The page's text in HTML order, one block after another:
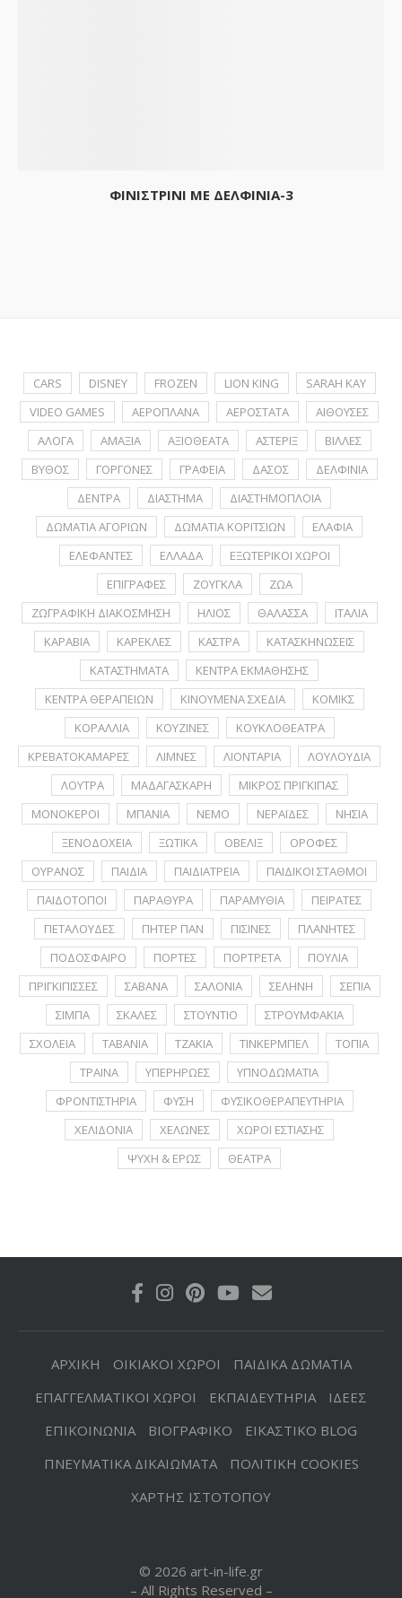
ΦΙΝΙΣΤΡΙΝΙ ΜΕ ΔΕΛΦΙΝΙΑ-3
CARS DISNEY FROZEN LION KING
SARAH KAY
VIDEO GAMES
ΑΕΡΟΠΛΑΝΑ ΑΕΡΟΣΤΑΤΑ
ΑΙΘΟΥΣΕΣ
ΑΛΟΓΑ
ΑΜΑΞΙΑ ΑΞΙΟΘΕΑΤΑ ΑΣΤΕΡΙΞ
ΒΙΛΛΕΣ
ΒΥΘΟΣ
ΓΟΡΓΟΝΕΣ ΓΡΑΦΕΙΑ ΔΑΣΟΣ
ΔΕΛΦΙΝΙΑ
ΔΕΝΤΡΑ
ΔΙΑΣΤΗΜΑ
ΔΙΑΣΤΗΜΟΠΛΟΙΑ
ΔΩΜΑΤΙΑ ΑΓΟΡΙΩΝ
ΔΩΜΑΤΙΑ ΚΟΡΙΤΣΙΩΝ
ΕΛΑΦΙΑ
ΕΛΕΦΑΝΤΕΣ
ΕΛΛΑΔΑ
ΕΞΩΤΕΡΙΚΟΙ ΧΩΡΟΙ
ΕΠΙΓΡΑΦΕΣ
ΖΟΥΓΚΛΑ
ΖΩΑ
ΖΩΓΡΑΦΙΚΗ ΔΙΑΚΟΣΜΗΣΗ
ΗΛΙΟΣ ΘΑΛΑΣΣΑ
ΙΤΑΛΙΑ
ΚΑΡΑΒΙΑ
ΚΑΡΕΚΛΕΣ ΚΑΣΤΡΑ
ΚΑΤΑΣΚΗΝΩΣΕΙΣ
ΚΑΤΑΣΤΗΜΑΤΑ
ΚΕΝΤΡΑ ΕΚΜΑΘΗΣΗΣ
ΚΕΝΤΡΑ ΘΕΡΑΠΕΙΩΝ
ΚΙΝΟΥΜΕΝΑ ΣΧΕΔΙΑ
ΚΟΜΙΚΣ
ΚΟΡΑΛΛΙΑ
ΚΟΥΖΙΝΕΣ
ΚΟΥΚΛΟΘΕΑΤΡΑ
ΚΡΕΒΑΤΟΚΑΜΑΡΕΣ
ΛΙΜΝΕΣ ΛΙΟΝΤΑΡΙΑ
ΛΟΥΛΟΥΔΙΑ
ΛΟΥΤΡΑ
ΜΑΔΑΓΑΣΚΑΡΗ
ΜΙΚΡΟΣ ΠΡΙΓΚΙΠΑΣ
ΜΟΝΟΚΕΡΟΙ
ΜΠΑΝΙΑ ΝΕΜΟ ΝΕΡΑΪΔΕΣ
ΝΗΣΙΑ
ΞΕΝΟΔΟΧΕΙΑ
ΞΩΤΙΚΑ ΟΒΕΛΙΞ
ΟΡΟΦΕΣ
ΟΥΡΑΝΟΣ
ΠΑΙΔΙΑ ΠΑΙΔΙΑΤΡΕΙΑ
ΠΑΙΔΙΚΟΙ ΣΤΑΘΜΟΙ
ΠΑΙΔΟΤΟΠΟΙ
ΠΑΡΑΘΥΡΑ ΠΑΡΑΜΥΘΙΑ
ΠΕΙΡΑΤΕΣ
ΠΕΤΑΛΟΥΔΕΣ
ΠΗΤΕΡ ΠΑΝ ΠΙΣΙΝΕΣ
ΠΛΑΝΗΤΕΣ
ΠΟΔΟΣΦΑΙΡΟ
ΠΟΡΤΕΣ ΠΟΡΤΡΕΤA
ΠΟΥΛΙΑ
ΠΡΙΓΚΙΠΙΣΣΕΣ
ΣΑΒΑΝΑ ΣΑΛΟΝΙΑ ΣΕΛΗΝΗ
ΣΕΠΙΑ
ΣΙΜΠΑ
ΣΚΑΛΕΣ ΣΤΟΥΝΤΙΟ
ΣΤΡΟΥΜΦΑΚΙΑ
ΣΧΟΛΕΙΑ
ΤΑΒΑΝΙΑ ΤΖΑΚΙΑ ΤΙΝΚΕΡΜΠΕΛ
ΤΟΠΙΑ
ΤΡΑΙΝΑ
ΥΠΕΡΗΡΩΕΣ
ΥΠΝΟΔΩΜΑΤΙΑ
ΦΡΟΝΤΙΣΤΗΡΙΑ
ΦΥΣΗ
ΦΥΣΙΚΟΘΕΡΑΠΕΥΤΗΡΙΑ
ΧΕΛΙΔΟΝΙΑ
ΧΕΛΩΝΕΣ
ΧΩΡΟΙ ΕΣΤΙΑΣΗΣ
ΨΥΧΗ & ΕΡΩΣ
ΘΕΑΤΡΑ
ΑΡΧΙΚΗ ΟΙΚΙΑΚΟΙ ΧΩΡΟΙ
ΠΑΙΔΙΚΑ ΔΩΜΑΤΙΑ
ΕΠΑΓΓΕΛΜΑΤΙΚΟΙ ΧΩΡΟΙ
ΕΚΠΑΙΔΕΥΤΗΡΙΑ
ΙΔΕΕΣ
ΕΠΙΚΟΙΝΩΝΙΑ
ΒΙΟΓΡΑΦΙΚΟ
ΕΙΚΑΣΤΙΚΟ BLOG
ΠΝΕΥΜΑΤΙΚΑ ΔΙΚΑΙΩΜΑΤΑ
ΠΟΛΙΤΙΚΗ COOKIES
ΧΑΡΤΗΣ ΙΣΤΟΤΟΠΟΥ
© 2026 art-in-life.gr
– All Rights Reserved –